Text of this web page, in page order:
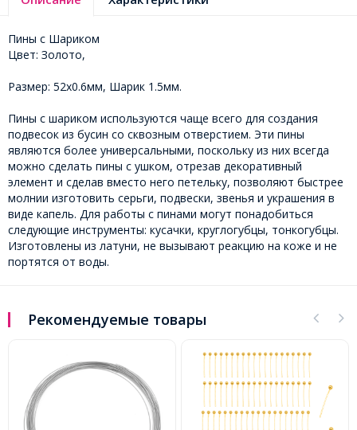
Пины с Шариком
Цвет: Золото,
Размер: 52х0.6мм, Шарик 1.5мм.
Пины с шариком используются чаще всего для создания
подвесок из бусин со сквозным отверстием. Эти пины
являются более универсальными, поскольку из них всегда
можно сделать пины с ушком, отрезав декоративный
элемент и сделав вместо него петельку, позволяют быстрее
молнии изготовить серьги, подвески, звенья и украшения в
виде капель. Для работы с пинами могут понадобиться
следующие инструменты: кусачки, круглогубцы, тонкогубцы.
Изготовлены из латуни, не вызывают реакцию на коже и не
портятся от воды.
Рекомендуемые товары